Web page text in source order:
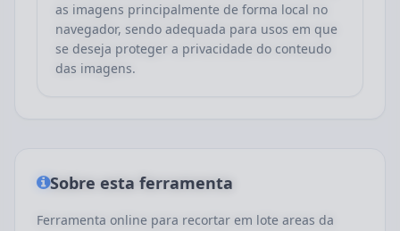
as imagens principalmente de forma local no
navegador, sendo adequada para usos em que
se deseja proteger a privacidade do conteudo
das imagens.
Sobre esta ferramenta
Ferramenta online para recortar em lote areas da